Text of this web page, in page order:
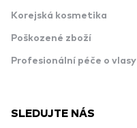
Korejská kosmetika
Poškozené zboží
Profesionální péče o vlasy
SLEDUJTE NÁS